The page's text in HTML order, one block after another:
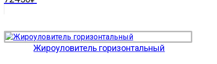
Жироуловитель горизонтальный